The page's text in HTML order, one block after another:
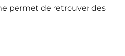
permet de retrouver des